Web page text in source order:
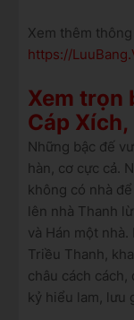
Xem thêm
https://
Xem trọn
Cáp
Những bậc đế
hàn, cơ cực cả.
không có nhà
lên nhà Thanh
và Hán một nhà.
Triều Thanh,
châu cách
kỷ hiểu lam, lưu